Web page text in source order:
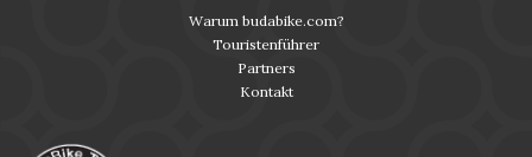
Warum budabike.com?
Touristenführer
Partners
Kontakt